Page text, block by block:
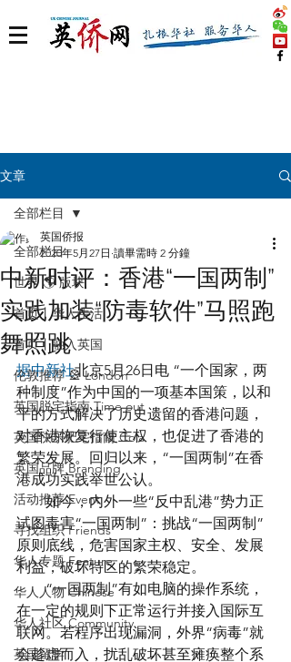
文章
全部栏目
世界 🌎 版块
首页丨华人生活
首页丨融入英国
伦敦推荐 🎡 London
英国脱宅指南 Time out
英国快乐肥宅指南 Cola
英国品牌 Branding
活动推荐 Event
寻找组织 Friends
华人专题 Feature
华人人物 Chinese
华人社区 Community
英国留学
全部栏目
中新时评：香港“一国两制”
实践加装“防毒软件”马照跑
舞照跳
英国侨报
2020年5月27日 讀畢需時 2 分鐘
据中新社北京5月26日电 “一个国家，两
种制度”作为中国的一项基本国策，以和
平的方式解决了历史遗留的香港问题，
对香港恢复行使主权，也促进了香港的
繁荣发展。回归以来，“一国两制”在香
港成功实践举世公认。
如今，内外一些“反中乱港”势力正
试图毒害“一国两制”：挑战“一国两制”
原则底线，危害国家主权、安全、发展
利益，破坏特区的繁荣稳定。
“一国两制”有如电脑的操作系统，
在一定的规则下正常运行并接入国际互
联网。若程序出现漏洞，外界“病毒”就
会趁虚而入，扰乱破坏甚至瘫痪整个系